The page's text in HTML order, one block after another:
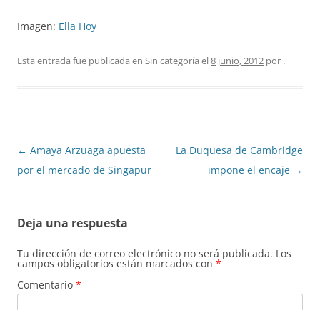
Imagen: Ella Hoy
Esta entrada fue publicada en Sin categoría el8 junio, 2012 por .
Navegación
de
← Amaya Arzuaga apuesta
por el mercado de Singapur
La Duquesa de Cambridge
impone el encaje →
Deja una respuesta
Tu dirección de correo electrónico no será publicada. Los
campos obligatorios están marcados con *
Comentario *